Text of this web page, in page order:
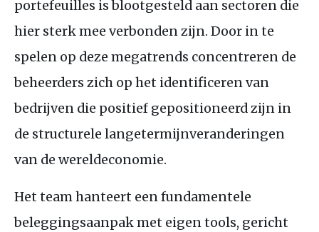
portefeuilles is blootgesteld aan sectoren die
hier sterk mee verbonden zijn. Door in te
spelen op deze megatrends concentreren de
beheerders zich op het identificeren van
bedrijven die positief gepositioneerd zijn in
de structurele langetermijnveranderingen
van de wereldeconomie.
Het team hanteert een fundamentele
beleggingsaanpak met eigen tools, gericht